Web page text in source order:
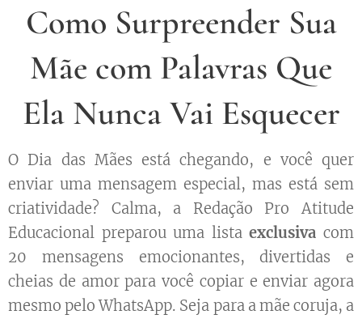
Como Surpreender Sua
Mãe com Palavras Que
Ela Nunca Vai Esquecer
O Dia das Mães está chegando, e você quer
enviar uma mensagem especial, mas está sem
criatividade? Calma, a Redação Pro Atitude
Educacional preparou uma listaexclusiva com
20 mensagens emocionantes, divertidas e
cheias de amor para você copiar e enviar agora
mesmo pelo WhatsApp. Seja para a mãe coruja, a